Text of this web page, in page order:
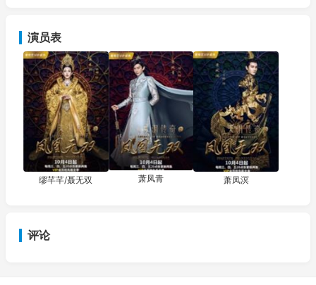
五
演员表
缪芊芊/聂无双 萧凤青 萧凤溟
评论